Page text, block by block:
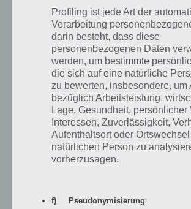
Banane. Nachdem du diese gefunden hast,
antippen. Damit landet diese im Inventar. Gib
Banane und die Tür öffnet sich.
Profiling ist jede Art der
Verarbeitung
darin besteht, dass diese
personenbezogenen Daten
werden, um bestimmte
die sich auf eine natürliche
zu bewerten, insbesondere, um
bezüglich Arbeitsleistung,
Lage, Gesundheit, persönlicher
Interessen, Zuverlässigkeit,
Aufenthaltsort oder
natürlichen Person zu
vorherzusagen.
f) Pseudonymisierung